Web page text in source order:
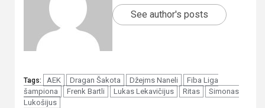
See author's posts
Tags: AEK Dragan Šakota Džejms Naneli
Fiba Liga
šampiona
Frenk Bartli Lukas Lekavičijus Ritas
Simonas
Lukošijus